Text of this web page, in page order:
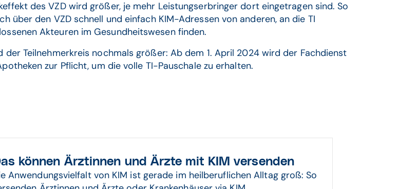
des VZD wird größer, je mehr Leistungserbringer dort eingetragen sind. So
über den VZD schnell und einfach KIM-Adressen von anderen, an die TI
Akteuren im Gesundheitswesen finden.
der Teilnehmerkreis nochmals größer: Ab dem 1. April 2024 wird der Fachdienst
zur Pflicht, um die volle TI-Pauschale zu erhalten.
können Ärztinnen und Ärzte mit KIM versenden
Anwendungsvielfalt von KIM ist gerade im heilberuflichen Alltag groß: So